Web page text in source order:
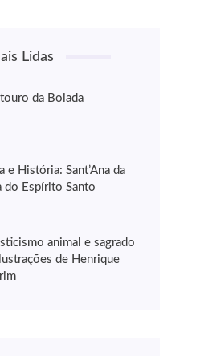
Lidas
da Boiada
e História: Sant’Ana da
do Espírito Santo
animal e sagrado
de Henrique